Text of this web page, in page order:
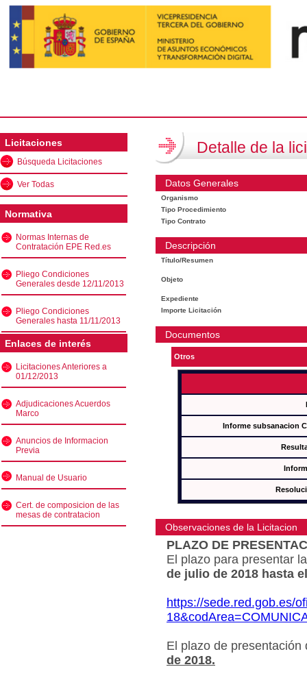
Licitaciones
Búsqueda Licitaciones
Ver Todas
Normativa
Normas Internas de
Contratación EPE Red.es
Pliego Condiciones
Generales desde 12/11/2013
Pliego Condiciones
Generales hasta 11/11/2013
Enlaces de interés
Licitaciones Anteriores a
01/12/2013
Adjudicaciones Acuerdos
Marco
Anuncios de Informacion
Previa
Manual de Usuario
Cert. de composicion de las
mesas de contratacion
Detalle de la
Datos Generales
Organismo
Tipo Procedimiento
Tipo Contrato
Descripción
Título/Resumen
Objeto
Expediente
Importe Licitación
Documentos
Otros
Informe subsanacion
Observaciones de la Licitacion
PLAZO DE
El plazo para presentar
de julio de 2018 hasta
https://sede.red.gob.es/
El plazo de
de 2018.